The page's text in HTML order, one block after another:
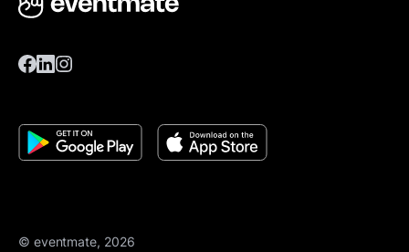
© eventmate, 2026